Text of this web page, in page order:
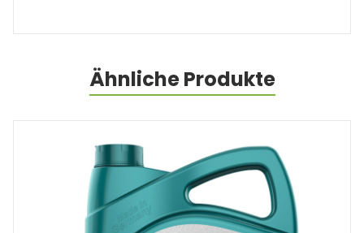
Ähnliche Produkte